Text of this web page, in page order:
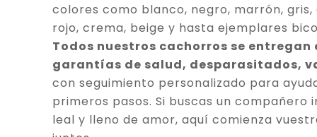
colores como blanco, negro, marrón,
rojo, crema, beige y hasta ejemplares
Todos nuestros cachorros se entregan
garantías de salud, desparasitados,
con seguimiento personalizado para
primeros pasos. Si buscas un compañero
leal y lleno de amor, aquí comienza